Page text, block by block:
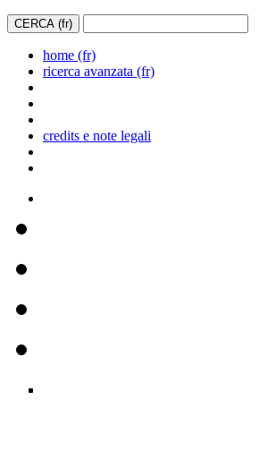
home (fr)
ricerca avanzata (fr)
credits e note legali